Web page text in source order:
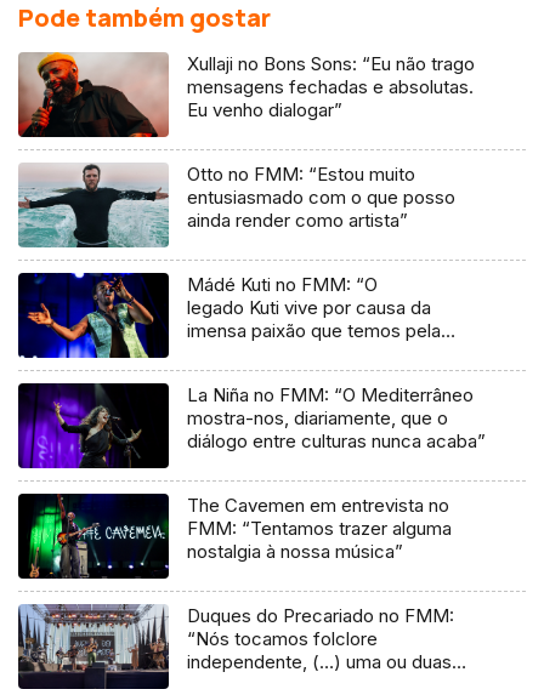
Pode também gostar
Xullaji no Bons Sons: “Eu não trago
mensagens fechadas e absolutas.
Eu venho dialogar”
Otto no FMM: “Estou muito
entusiasmado com o que posso
ainda render como artista”
Mádé Kuti no FMM: “O
legado Kuti vive por causa da
imensa paixão que temos pela
La Niña no FMM: “O Mediterrâneo
mostra-nos, diariamente, que o
diálogo entre culturas nunca acaba”
The Cavemen em entrevista no
FMM: “Tentamos trazer alguma
nostalgia à nossa música”
Duques do Precariado no FMM:
“Nós tocamos folclore
independente, (…) uma ou duas